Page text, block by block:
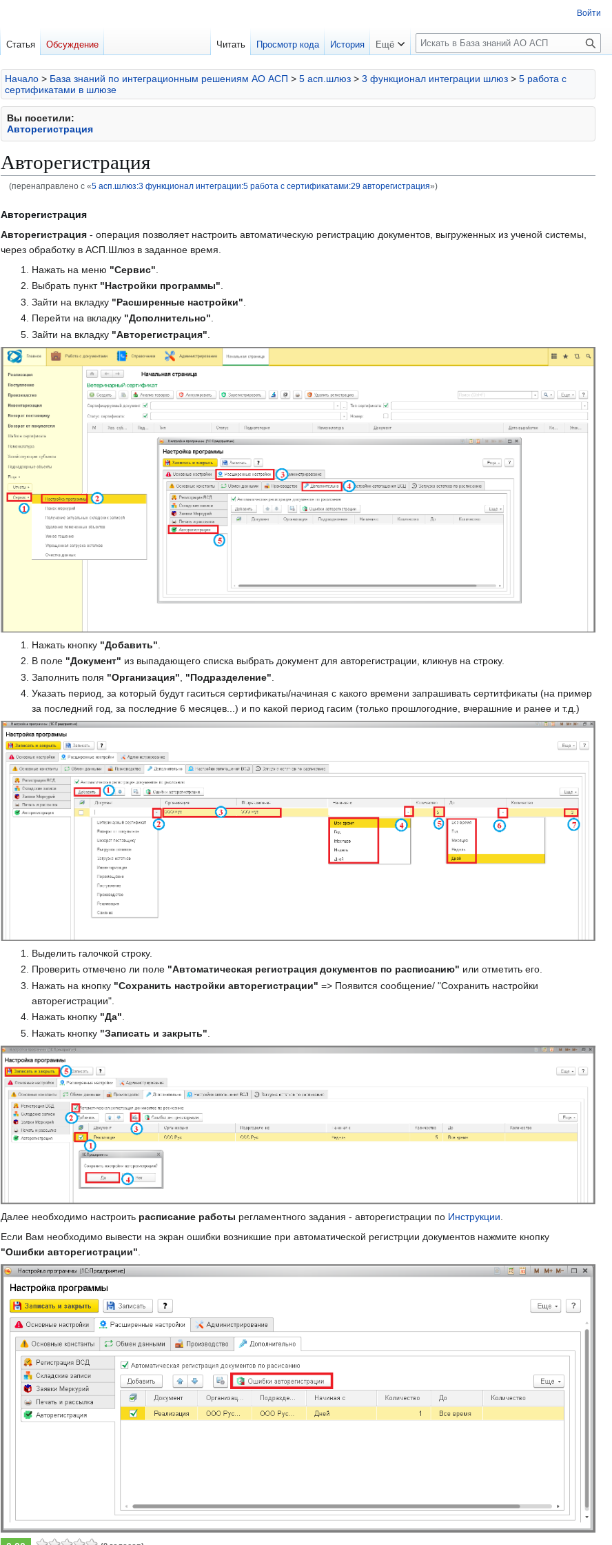
Начало > База знаний по интеграционным решениям АО АСП > 5 асп.шлюз > 3 функционал интеграции шлюз > 5 работа с
сертификатами в шлюзе
Вы посетили:
Авторегистрация
Авторегистрация
(перенаправлено с «5 асп.шлюз:3 функционал интеграции:5 работа с сертификатами:29 авторегистрация»)
Перейти
навигации
Перейти
поиску
Авторегистрация
Авторегистрация - операция позволяет настроить автоматическую регистрацию документов, выгруженных из ученой системы,
через обработку в АСП.Шлюз в заданное время.
Нажать на меню "Сервис"
Выбрать пункт "Настройки программы".
Зайти на вкладку "Расширенные настройки"
Перейти на вкладку "Дополнительно".
Зайти на вкладку "Авторегистрация"
Нажать кнопку "Добавить"
В поле "Документ" из выпадающего списка выбрать документ для авторегистрации, кликнув на строку.
Заполнить поля "Организация" "Подразделение"
Указать период, за который будут гаситься сертификаты/начиная с какого времени запрашивать сертитфикаты (на пример
за последний год, за последние 6 месяцев...) и по какой период гасим (только прошлогодние, вчерашние и ранее и т.д.)
Выделить галочкой строку.
Проверить отмечено ли поле "Автоматическая регистрация документов по расписанию" или отметить его.
Нажать на кнопку "Сохранить настройки авторегистрации" => Появится сообщение/ "Сохранить настройки
авторегистрации".
Нажать кнопку "Да".
Нажать кнопку "Записать и закрыть"
Далее необходимо настроить расписание работы регламентного задания - авторегистрации по Инструкции
Если Вам необходимо вывести на экран ошибки возникшие при автоматической регистрции документов нажмите кнопку
"Ошибки авторегистрации"
Войти
Статья Обсуждение Читать Просмотр кода История Ещё
П
о
и
с
к